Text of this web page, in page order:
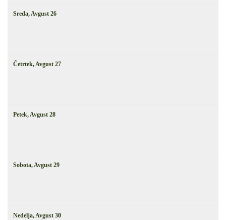
Sreda,Avgust 26
Četrtek,Avgust 27
Petek,Avgust 28
Sobota,Avgust 29
Nedelja,Avgust 30